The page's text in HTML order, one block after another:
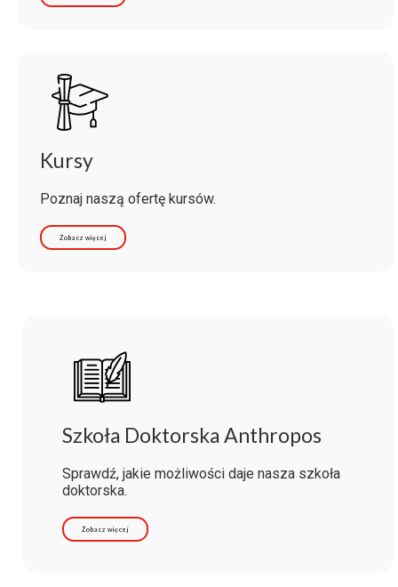
Kursy
Poznaj naszą ofertę kursów.
Zobacz więcej
Szkoła Doktorska Anthropos
Sprawdź, jakie możliwości daje nasza szkoła
doktorska.
Zobacz więcej